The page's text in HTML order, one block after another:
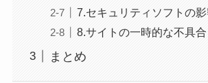
7.セキュリティソフトの
8.サイトの一時的な不具合
まとめ